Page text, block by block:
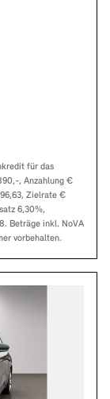
für das
, Anzahlung €
Zielrate €
6,30%,
Beträge inkl. NoVA
vorbehalten.